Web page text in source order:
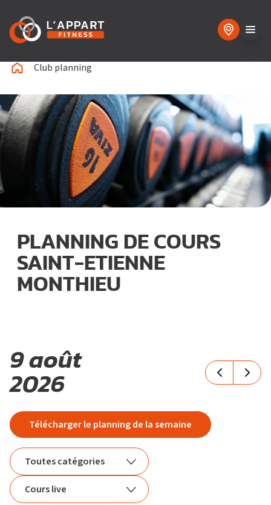
MOT
IVÉPLATEAU MUSCU-CARDIO
COURS COLLECTIFS
BLOG
DEVENIR FRANCHISÉ L’APPART FITNESS
Club planning
PLANNING DE COURS
SAINT-ETIENNE
MONTHIEU
9 août
2026
Télécharger le planning de la semaine
Toutes catégories
Toutes catégories
Cours live